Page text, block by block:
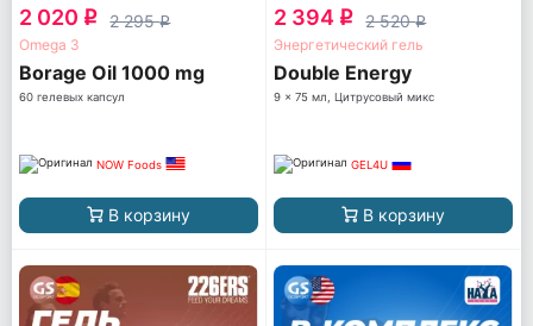
2 020 q 2 295q
Omega 3
Borage Oil 1000 mg
60 гелевых капсул
NOW Foods
В корзину
2 394 q 2 520q
Энергетический гель
Double Energy
9 x 75 мл, Цитрусовый микс
GEL4U
В корзину